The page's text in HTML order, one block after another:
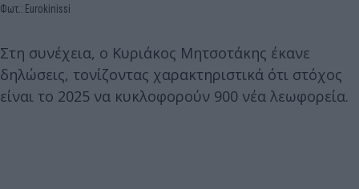
Φωτ.: Eurokinissi
Στη συνέχεια, ο Κυριάκος Μητσοτάκης έκανε
δηλώσεις, τονίζοντας χαρακτηριστικά ότι στόχος
είναι το 2025 να κυκλοφορούν 900 νέα λεωφορεία.